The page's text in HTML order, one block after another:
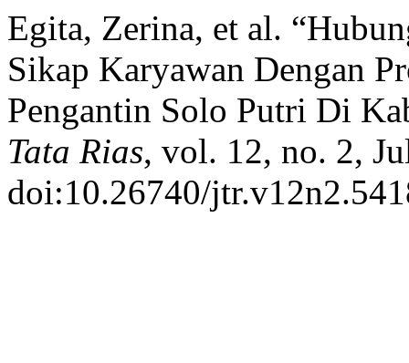
Egita, Zerina, et al.
Sikap Karyawan Dengan
Pengantin Solo Putri Di
Tata Rias, vol. 12, no. 2,
doi:10.26740/